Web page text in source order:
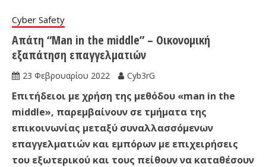
Cyber Safety
Απάτη “Man in the middle” – Οικονομική
εξαπάτηση επαγγελματιών
23 Φεβρουαρίου 2022 Cyb3rG
Επιτήδειοι με χρήση της μεθόδου «man in the
middle», παρεμβαίνουν σε τμήματα της
επικοινωνίας μεταξύ συναλλασσόμενων
επαγγελματιών και εμπόρων με επιχειρήσεις
του εξωτερικού και τους πείθουν να καταθέσουν